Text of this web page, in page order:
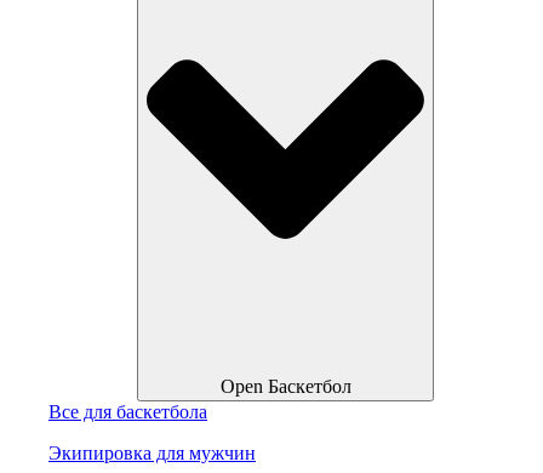
Open Баскетбол
Все для баскетбола
Экипировка для мужчин